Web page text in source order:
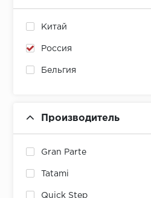
Китай
Россия
Бельгия
Производитель
Gran Parte
Tatami
Quick Step